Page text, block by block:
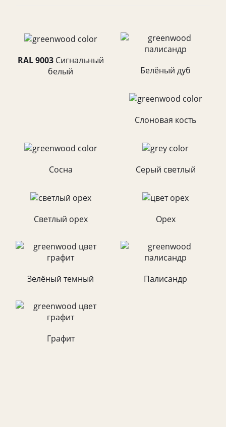
RAL 9003Cигнальный
белый
Белёный дуб
Слоновая кость
Сосна Серый светлый
Светлый орех Орех
Зелёный темный Палисандр
Графит